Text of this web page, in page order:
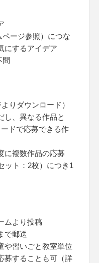
ージ参照）につな
にするアイデア
りダウンロード）
、異なる作品と
ドで応募できる作
に複数作品の応募
ット：2枚）につき1
ムより投稿
で郵送
や習いごと教室単位
募することも可（詳